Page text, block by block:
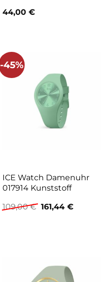
44,00 €
-45%
ICE Watch Damenuhr
017914 Kunststoff
109,00€ Ursprünglicher
Preis
161,44 €